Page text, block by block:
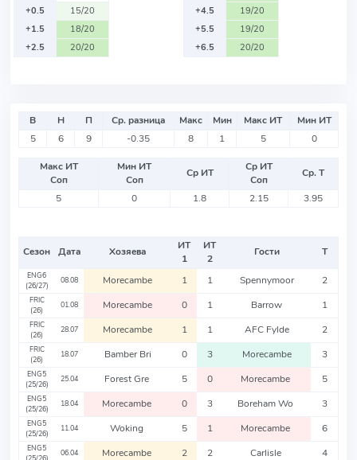
+0.5
15/20
+1.5
18/20
+2.5
20/20
+4.5
19/20
+5.5
19/20
+6.5
20/20
В Н П Ср. разница Макс Мин Макс ИТ
Мин ИТ
5
6 9 -0.35 8 1 5 0
Макс ИТ
Соп
Мин ИТ
Соп
Ср ИТ
Ср ИТ
Соп
Ср. Т
5
0 1.8 2.15 3.95
Сезон Дата Хозяева
ИТ
1
ИТ
2
Гости Т
ENG6
(26/27)
08.08 Morecambe 1 1 Spennymoor 2
FRIC
(26)
01.08 Morecambe 0 1 Barrow 1
FRIC
(26)
28.07 Morecambe 1 1 AFC Fylde 2
FRIC
(26)
18.07 Bamber Bri 0 3 Morecambe 3
ENG5
(25/26)
25.04 Forest Gre 5 0 Morecambe 5
ENG5
(25/26)
18.04 Morecambe 0 3 Boreham Wo 3
ENG5
(25/26)
11.04 Woking 5 1 Morecambe 6
ENG5
06.04 Morecambe 2 2 Carlisle 4